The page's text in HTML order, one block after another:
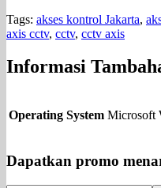
Tags: akses kontrol Jakarta,
axis cctv, cctv, cctv axis
Informasi
Operating System Microsoft
Dapatkan promo